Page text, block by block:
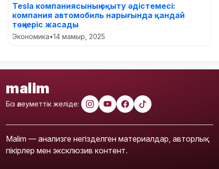
Tesla компаниясының оқыту әдістемесі:
компания автомобиль нарығында қандай
төңкеріс жасады
Экономика•14 мамыр, 2025
malim
Біз әлеуметтік желіде:
Malim — анализге негізделген материалдар, авторлық
пікірлер мен эксклюзив контент.